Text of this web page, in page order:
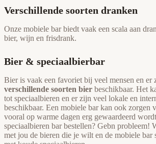
Verschillende soorten dranken
Onze mobiele bar biedt vaak een scala aan
bier, wijn en frisdrank.
Bier & speciaalbierbar
Bier is vaak een favoriet bij veel mensen en er
verschillende soorten bier beschikbaar. Het
tot speciaalbieren en er zijn veel lokale en
beschikbaar. Een mobiele bar kan ook zorgen
vooral op warme dagen erg gewaardeerd
speciaalbieren bar bestellen? Gebn probleem!
met jou de bieren die je wilt en de mobiele bar